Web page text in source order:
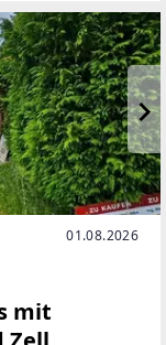
01.08.2026
mit